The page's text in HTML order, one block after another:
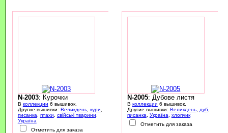
N-2003: Курочки
В коллекции 6 вышивок.
Другие вышивки: Великдень, кури
писанка
птахи свійські тварини
Україна
Отметить для заказа
N-2005: Дубове листя
В коллекции 6 вышивок.
Другие вышивки: Великдень, дуб,
писанка
Україна
хлопчик
Отметить для заказа